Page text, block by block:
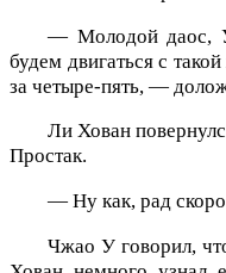
— Молодой даос,
будем двигаться с
за четыре-пять, —
Ли Хован
Простак.
— Ну как, рад
Чжао У говорил,